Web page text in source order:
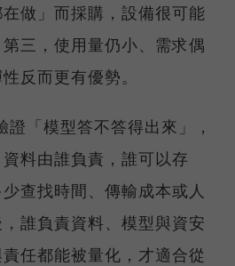
做」而採購，設備很可能
三，使用量仍小、需求偶
反而更有優勢。
證「模型答不答得出來」，
料由誰負責，誰可以存
查找時間、傳輸成本或人
誰負責資料、模型與資安
任都能被量化，才適合從